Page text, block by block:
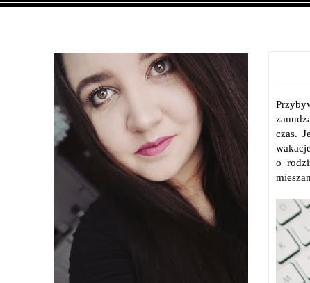
czas.
o